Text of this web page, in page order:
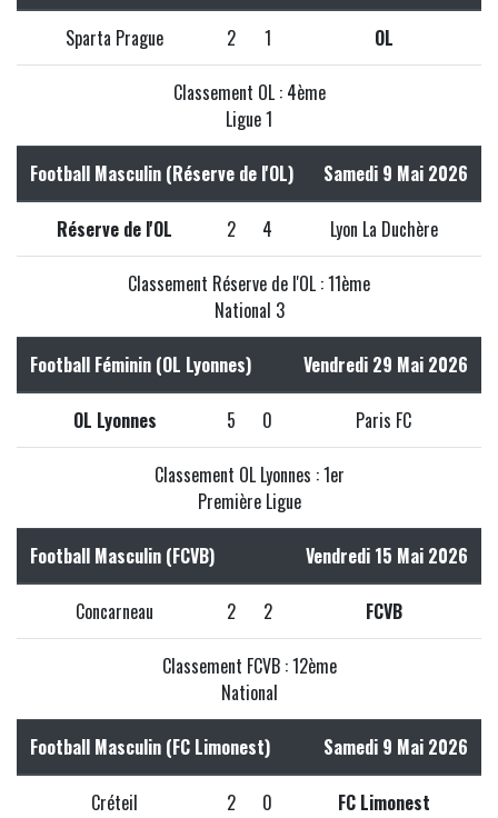
Sparta Prague 2 1 OL
Classement OL : 4ème
Ligue 1
Football Masculin (Réserve de l'OL) Samedi 9 Mai 2026
Réserve de l'OL 2 4 Lyon La Duchère
Classement Réserve de l'OL : 11ème
National 3
Football Féminin (OL Lyonnes) Vendredi 29 Mai 2026
OL Lyonnes 5 0 Paris FC
Classement OL Lyonnes : 1er
Première Ligue
Football Masculin (FCVB) Vendredi 15 Mai 2026
Concarneau 2 2 FCVB
Classement FCVB : 12ème
National
Football Masculin (FC Limonest) Samedi 9 Mai 2026
Créteil 2 0 FC Limonest